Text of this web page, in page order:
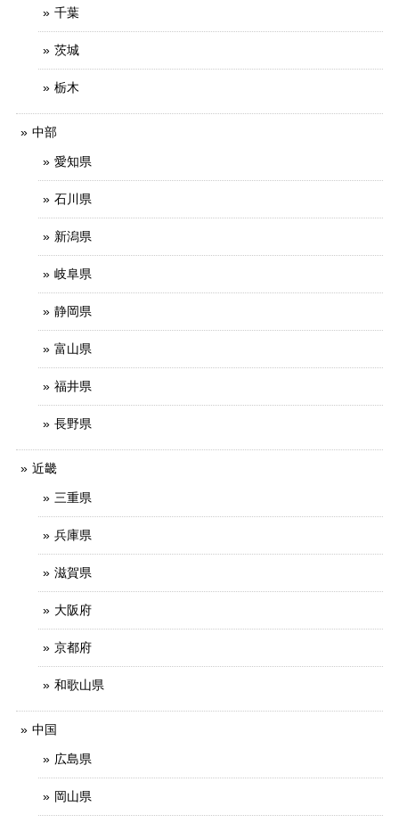
千葉
茨城
栃木
中部
愛知県
石川県
新潟県
岐阜県
静岡県
富山県
福井県
長野県
近畿
三重県
兵庫県
滋賀県
大阪府
京都府
和歌山県
中国
広島県
岡山県